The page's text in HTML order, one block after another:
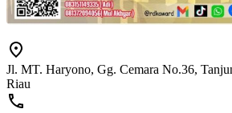
Jl. MT. Haryono, Gg. Cemara No.36,
Riau